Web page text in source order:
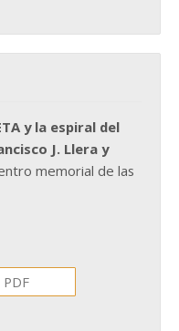
y la espiral del
J. Llera y
memorial de las